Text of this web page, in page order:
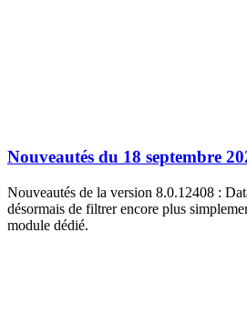
Nouveautés du 18 septembre
Nouveautés de la version 8.0.12408 :
désormais de filtrer encore plus
module dédié.